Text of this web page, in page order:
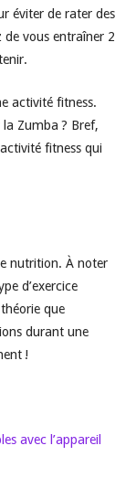
éviter de rater des
vous entraîner 2
activité fitness.
Zumba ? Bref,
fitness qui
nutrition. À noter
d’exercice
que
durant une
!
avec l’appareil